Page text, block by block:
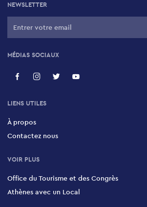
NEWSLETTER
MÉDIAS SOCIAUX
LIENS UTILES
À propos
Contactez nous
VOIR PLUS
Office du Tourisme et des Congrès
Athènes avec un Local